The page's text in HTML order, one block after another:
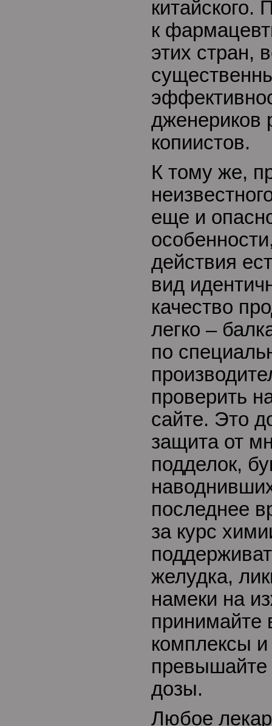
китайского.
к
этих стран,
дженериков
копиистов.
К тому же,
еще и
действия
вид
качество
легко –
по
проверить
сайте. Это
защита от
подделок,
последнее
за курс
желудка,
намеки на
принимайте
комплексы и
дозы.
Любое